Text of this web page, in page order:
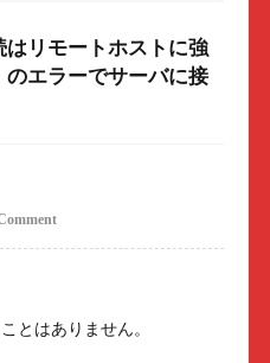
リモートホストに強
エラーでサーバに接
とはありません。